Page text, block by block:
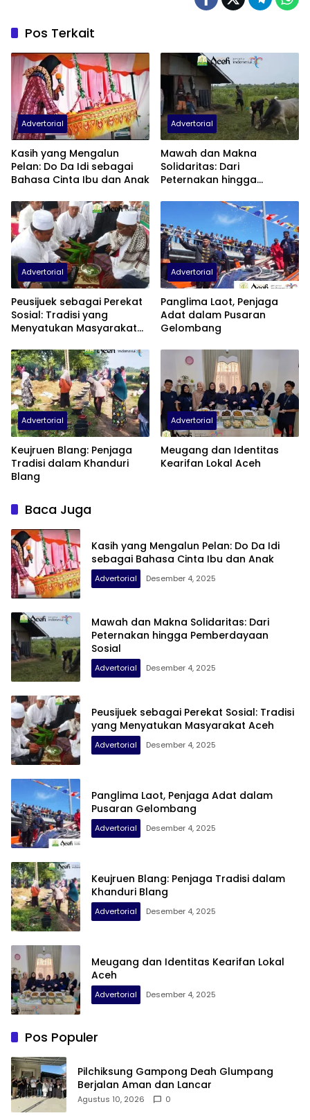
Pos Terkait
Advertorial
Kasih yang Mengalun
Pelan: Do Da Idi sebagai
Bahasa Cinta Ibu dan Anak
Advertorial
Mawah dan Makna
Solidaritas: Dari
Peternakan hingga
Advertorial
Peusijuek sebagai Perekat
Sosial: Tradisi yang
Menyatukan Masyarakat
Advertorial
Panglima Laot, Penjaga
Adat dalam Pusaran
Gelombang
Advertorial
Keujruen Blang: Penjaga
Tradisi dalam Khanduri
Blang
Advertorial
Meugang dan Identitas
Kearifan Lokal Aceh
Baca Juga
Kasih yang Mengalun Pelan: Do Da Idi
sebagai Bahasa Cinta Ibu dan Anak
Advertorial Desember 4, 2025
Mawah dan Makna Solidaritas: Dari
Peternakan hingga Pemberdayaan
Sosial
Advertorial Desember 4, 2025
Peusijuek sebagai Perekat Sosial: Tradisi
yang Menyatukan Masyarakat Aceh
Advertorial Desember 4, 2025
Panglima Laot, Penjaga Adat dalam
Pusaran Gelombang
Advertorial Desember 4, 2025
Keujruen Blang: Penjaga Tradisi dalam
Khanduri Blang
Advertorial Desember 4, 2025
Meugang dan Identitas Kearifan Lokal
Aceh
Advertorial Desember 4, 2025
Pos Populer
Pilchiksung Gampong Deah Glumpang
Berjalan Aman dan Lancar
Agustus 10, 2026 0